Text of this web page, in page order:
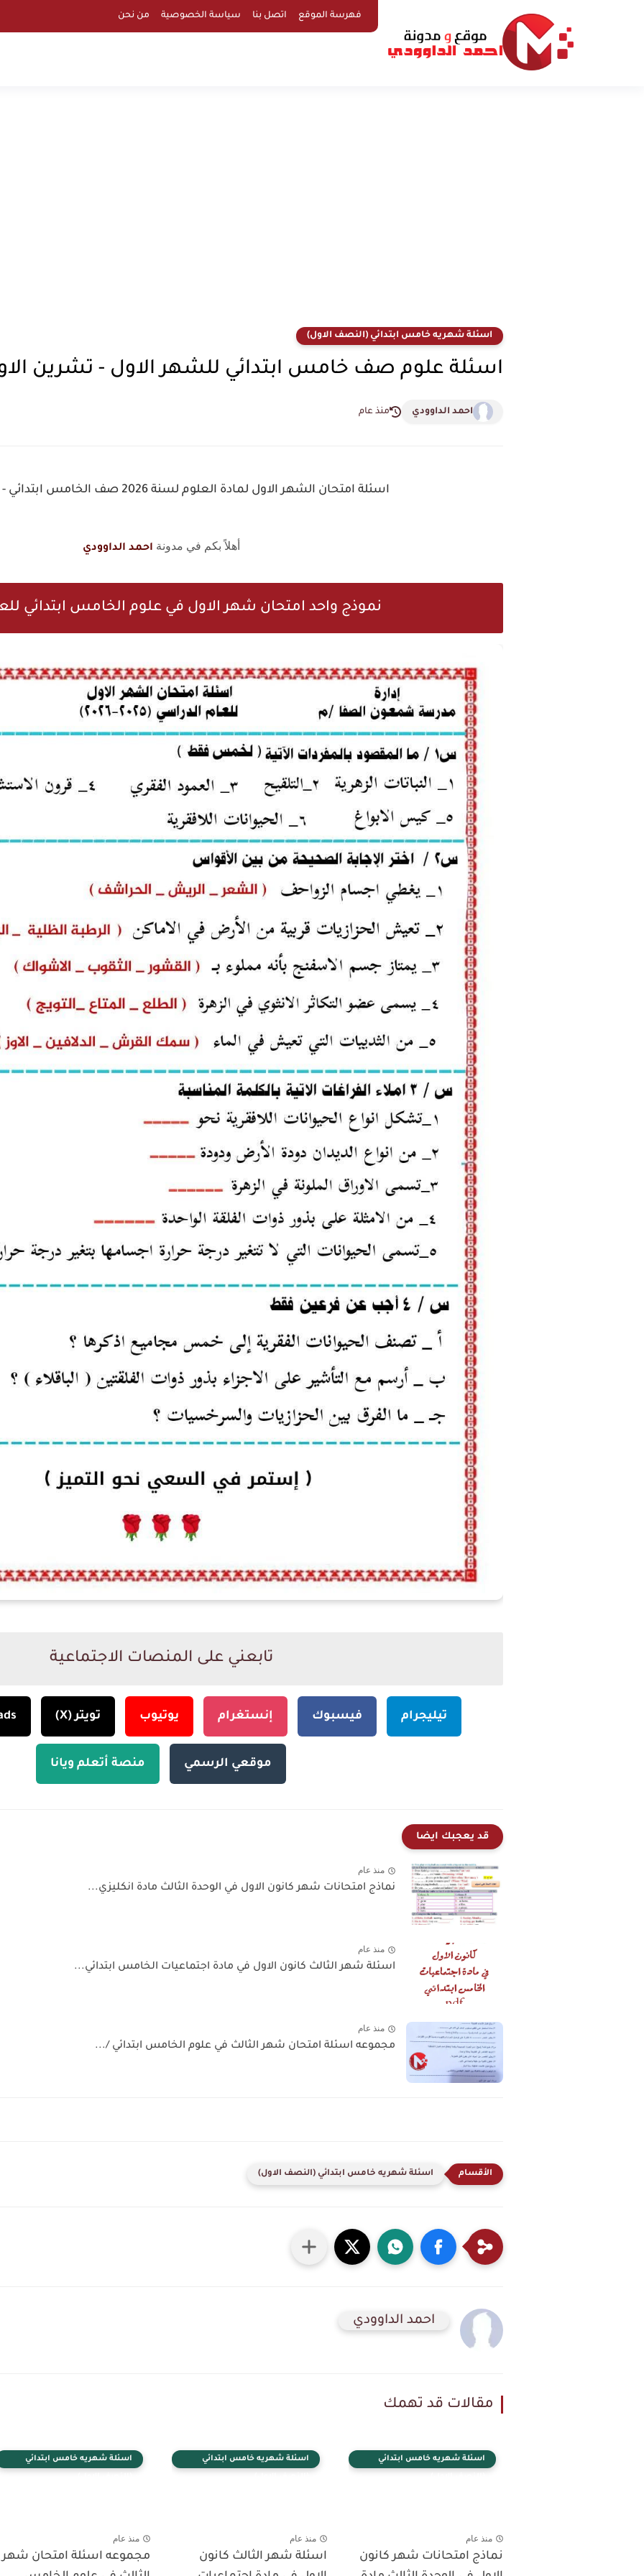
فهرسة الموقع اتصل بنا سياسة الخصوصية من نحن
اسئلة شهريه خامس ابتدائي (النصف الاول)
اسئلة علوم صف خامس ابتدائي للشهر الاول - تشرين
احمد الداوودي منذ عام
اسئلة امتحان الشهر الاول لمادة العلوم لسنة 2026 صف الخامس ابتدائي - تشرين الاول
أهلاً بكم في مدونة احمد الداوودي
نموذج واحد امتحان شهر الاول في علوم الخامس ابتدائي
تابعني على المنصات الاجتماعية
تيليجرام فيسبوك إنستغرام يوتيوب تويتر (X)
موقعي الرسمي منصة أتعلم ويانا
قد يعجبك ايضا
منذ عام
نماذج امتحانات شهر كانون الاول في الوحدة الثالث مادة انكليزي...
منذ عام
اسئلة شهر الثالث كانون الاول في مادة اجتماعيات الخامس ابتدائي...
منذ عام
مجموعه اسئلة امتحان شهر الثالث في علوم الخامس ابتدائي /...
اسئلة شهريه خامس ابتدائي (النصف الاول)
احمد الداوودي
مقالات قد تهمك
اسئلة شهريه خامس ابتدائي
منذ عام
نماذج امتحانات شهر كانون
اسئلة شهريه خامس ابتدائي
منذ عام
اسئلة شهر الثالث كانون
اسئلة شهريه خامس ابتدائي
منذ عام
مجموعه اسئلة امتحان شهر